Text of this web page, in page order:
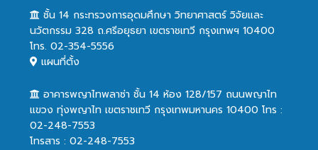
ชั้น 14 กระทรวงการอุดมศึกษา วิทยาศาสตร์ วิจัยและ
นวัตกรรม 328 ถ.ศรีอยุธยา เขตราชเทวี กรุงเทพฯ 10400
โทร. 02-354-5556
แผนที่ตั้ง
อาคารพญาไทพลาซ่า ชั้น 14 ห้อง 128/157 ถนนพญาไท
แขวง ทุ่งพญาไท เขตราชเทวี กรุงเทพมหานคร 10400 โทร :
02-248-7553
โทรสาร : 02-248-7553